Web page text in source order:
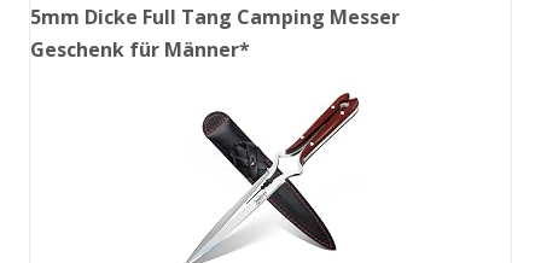
5mm Dicke Full Tang Camping Messer
Geschenk für Männer*